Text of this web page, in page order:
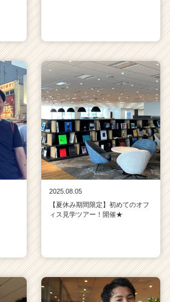
2025.08.05
【夏休み期間限定】初めてのオフ
ィス見学ツアー！開催★